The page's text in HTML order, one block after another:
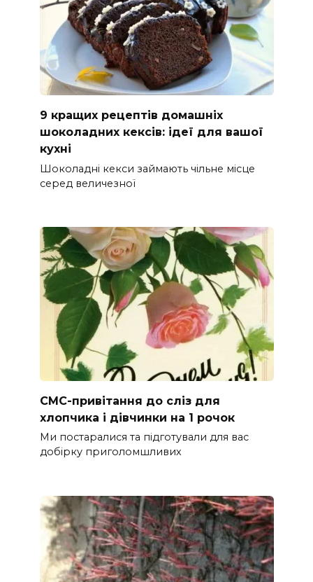
9 кращих рецептів домашніх
шоколадних кексів: ідеї для вашої
кухні
Шоколадні кекси займають чільне місце
серед величезної
СМС-привітання до сліз для
хлопчика і дівчинки на 1 рочок
Ми постаралися та підготували для вас
добірку приголомшливих